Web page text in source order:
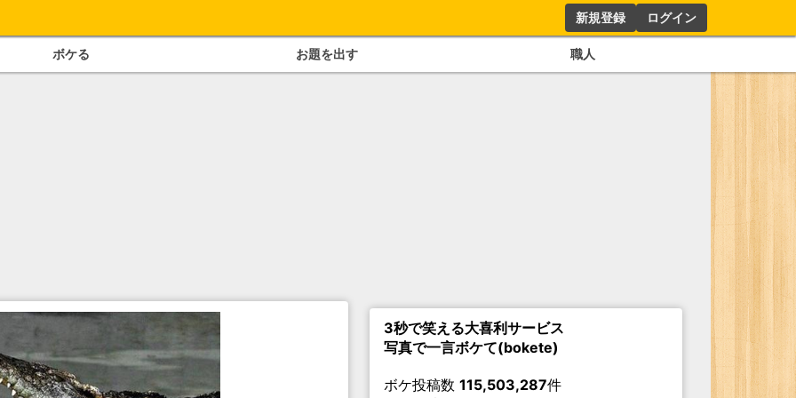
新規登録 ログイン
ボケる お題を出す 職人
3秒で笑える大喜利サービス
写真で一言ボケて(bokete)
ボケ投稿数 115,503,287件